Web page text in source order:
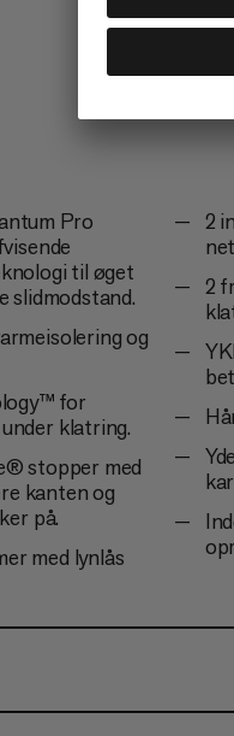
Pro
til øget
slidmodstand.
og
for
klatring.
stopper med
kanten og
på.
med lynlås
2
2